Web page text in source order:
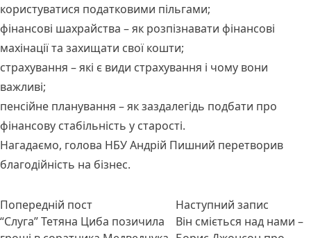
користуватися податковими пільгами;
фінансові шахрайства – як розпізнавати фінансові
махінації та захищати свої кошти;
страхування – які є види страхування і чому вони
важливі;
пенсійне планування – як заздалегідь подбати про
фінансову стабільність у старості.
Нагадаємо, голова НБУАндрій Пишний перетворив
благодійність на бізнес.
Навігація
записів
Попередній постПопередній запис:
“Слуга” Тетяна Циба позичила
Наступний запис
Він сміється над нами –